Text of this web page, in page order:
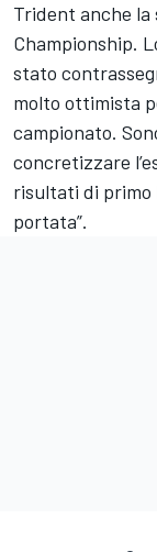
Trident anche la
Championship.
stato
molto ottimista
campionato.
concretizzare
risultati di primo
portata”.